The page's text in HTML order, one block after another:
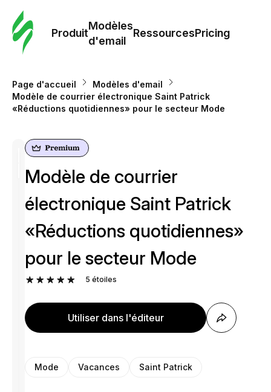
Produit
Modèles
d'email
RessourcesPricing
Page d'accueil
Modèles d'email
Modèle de courrier électronique Saint Patrick
«Réductions quotidiennes» pour le secteur Mode
Modèle de courrier
électronique Saint Patrick
«Réductions quotidiennes»
pour le secteur Mode
5 étoiles
Utiliser dans l'éditeur
Mode Vacances Saint Patrick